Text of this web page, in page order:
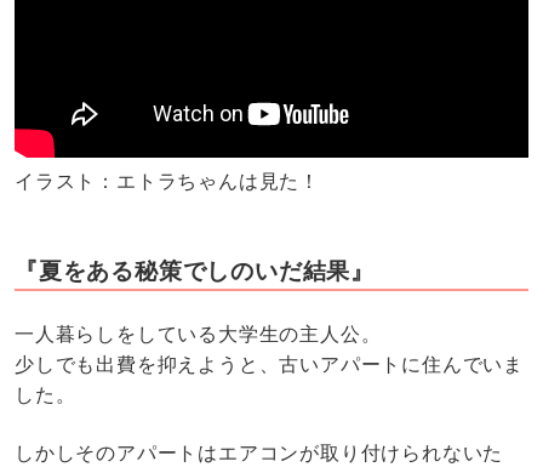
イラスト：エトラちゃんは見た！
『夏をある秘策でしのいだ結果』
一人暮らしをしている大学生の主人公。
少しでも出費を抑えようと、古いアパートに住んでいま
した。
しかしそのアパートはエアコンが取り付けられないた